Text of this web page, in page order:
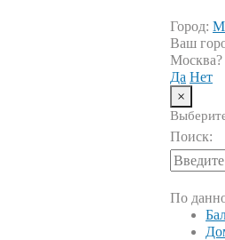
Город:
Ваш
Москва?
Да Нет
×
Поиск:
По